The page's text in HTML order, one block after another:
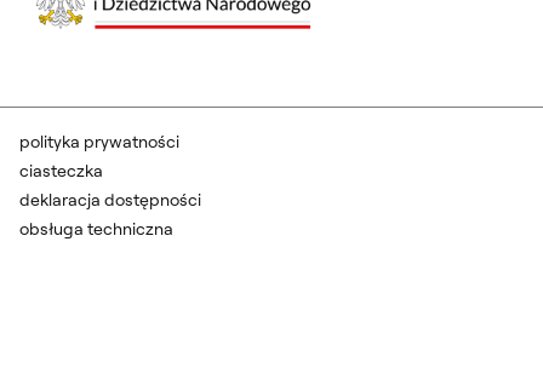
polityka prywatności
ciasteczka
deklaracja dostępności
obsługa techniczna